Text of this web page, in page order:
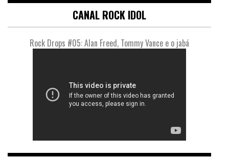
CANAL ROCK IDOL
Rock Drops #05: Alan Freed, Tommy Vance e o jabá